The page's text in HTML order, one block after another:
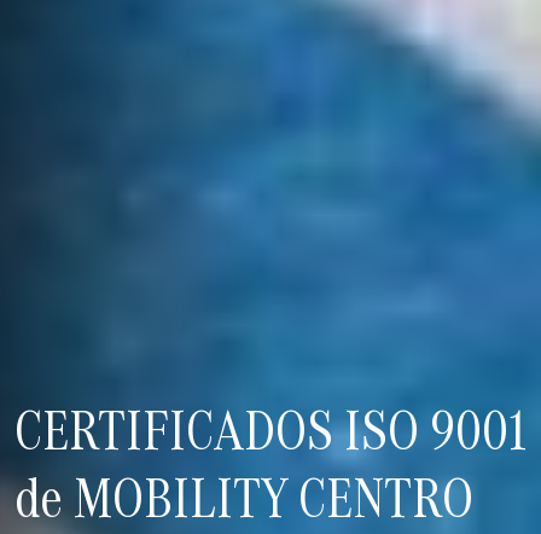
CERTIFICADOS ISO 9001
de MOBILITY CENTRO